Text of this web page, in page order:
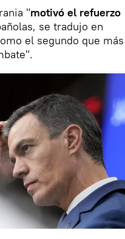
"motivó el refuerzo
se tradujo en
el segundo que más